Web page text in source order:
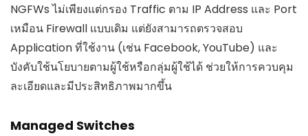
NGFWs ไม่เพียงแต่กรอง Traffic ตาม IP Address และ Port
เหมือน Firewall แบบเดิม แต่ยังสามารถตรวจสอบ
Application ที่ใช้งาน (เช่น Facebook, YouTube) และ
บังคับใช้นโยบายตามผู้ใช้หรือกลุ่มผู้ใช้ได้ ช่วยให้การควบคุม
ละเอียดและมีประสิทธิภาพมากขึ้น
Managed Switches